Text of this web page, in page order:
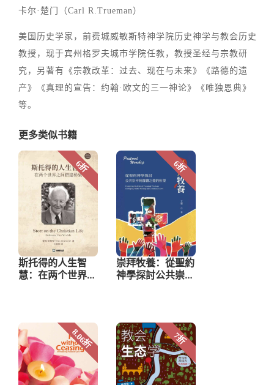
卡尔·楚门（Carl R.Trueman）
美国历史学家，前费城威敏斯特神学院历史神学与教会历史
教授，现于宾州格罗夫城市学院任教，教授圣经与宗教研
究，另著有《宗教改革：过去、现在与未来》《路德的遗
产》《真理的宣告：约翰·欧文的三一神论》《唯独恩典》
等。
更多类似书籍